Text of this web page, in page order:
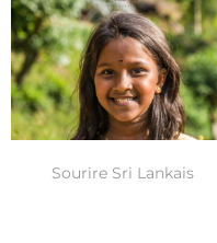
Sourire Sri Lankais